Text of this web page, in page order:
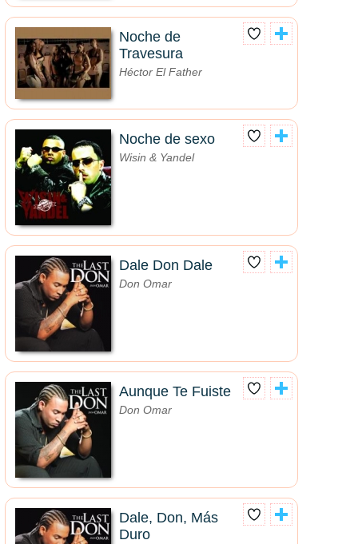
Noche de
Travesura
Héctor El Father
Noche de sexo
Wisin & Yandel
Dale Don Dale
Don Omar
Aunque Te Fuiste
Don Omar
Dale, Don, Más
Duro